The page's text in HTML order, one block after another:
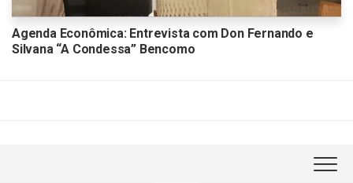
Agenda Econômica: Entrevista com Don Fernando e
Silvana “A Condessa” Bencomo